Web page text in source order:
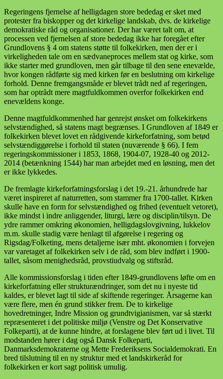
Regeringens fjernelse af helligdagen store bededag er sket med
protester fra biskopper og det kirkelige landskab, dvs. de kirkelige
demokratiske råd og organisationer. Der har været talt om, at
processen ved fjernelsen af store bededag ikke har foregået efter
Grundlovens § 4 om statens støtte til folkekirken, men der er i
virkeligheden tale om en sædvaneproces mellem stat og kirke, som
ikke starter med grundloven, men går tilbage til den sene enevælde,
hvor kongen rådførte sig med kirken før en beslutning om kirkelige
forhold. Denne fremgangsmåde er blevet trådt ned af regeringen,
som har optrådt mere magtfuldkommen overfor folkekirken end
enevældens konge.
Denne magtfuldkommenhed har genrejst ønsket om folkekirkens
selvstændighed, så statens magt begrænses. I Grundloven af 1849 er
folkekirken blevet lovet en rådgivende kirkeforfatning, som betød
selvstændiggørelse i forhold til staten (nuværende § 66). I fem
regeringskommissioner i 1853, 1868, 1904-07, 1928-40 og 2012-
2014 (betænkning 1544) har man arbejdet med en løsning, men det
er ikke lykkedes.
De fremlagte kirkeforfatningsforslag i det 19.-21. århundrede har
været inspireret af naturretten, som stammer fra 1700-tallet. Kirken
skulle have en form for selvstændighed og frihed (eventuelt vetoret),
ikke mindst i indre anliggender, liturgi, lære og disciplin/tilsyn. De
ydre rammer omkring økonomien, helligdagslovgivning, lukkelov
m.m. skulle stadig være henlagt til afgørelse i regering og
Rigsdag/Folketing, mens detaljerne især mht. økonomien i forvejen
var varetaget af folkekirken selv i de råd, som blev indført i 1900-
tallet, såsom menighedsråd, provstiudvalg og stiftsråd.
Alle kommissionsforslag i tiden efter 1849-grundlovens løfte om en
kirkeforfatning eller strukturændringer, som det nu i nyeste tid
kaldes, er blevet lagt til side af skiftende regeringer. Årsagerne kan
være flere, men én grund stikker frem. De to kirkelige
hovedretninger, Indre Mission og grundtvigianismen, var så stærkt
repræsenteret i det politiske miljø (Venstre og Det Konservative
Folkeparti), at de kunne hindre, at forslagene blev ført ud i livet. Til
modstanden hører i dag også Dansk Folkeparti,
Danmarksdemokraterne og Mette Frederiksens Socialdemokrati. En
bred tilslutning til en ny struktur med et landskirkeråd for
folkekirken er kort sagt politisk umulig.